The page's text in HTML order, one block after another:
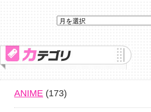
ANIME (173)